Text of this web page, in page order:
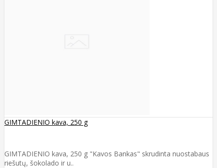
GIMTADIENIO kava, 250 g
GIMTADIENIO kava, 250 g "Kavos Bankas" skrudinta nuostabaus
riešutų, šokolado ir u..